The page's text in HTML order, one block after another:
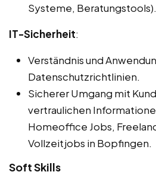
Systeme, Beratungstools).
IT-Sicherheit:
Verständnis und
Datenschutzrichtlinien.
Sicherer Umgang mit
vertraulichen
Homeoffice Jobs,
Vollzeitjobs in Bopfingen.
Soft Skills